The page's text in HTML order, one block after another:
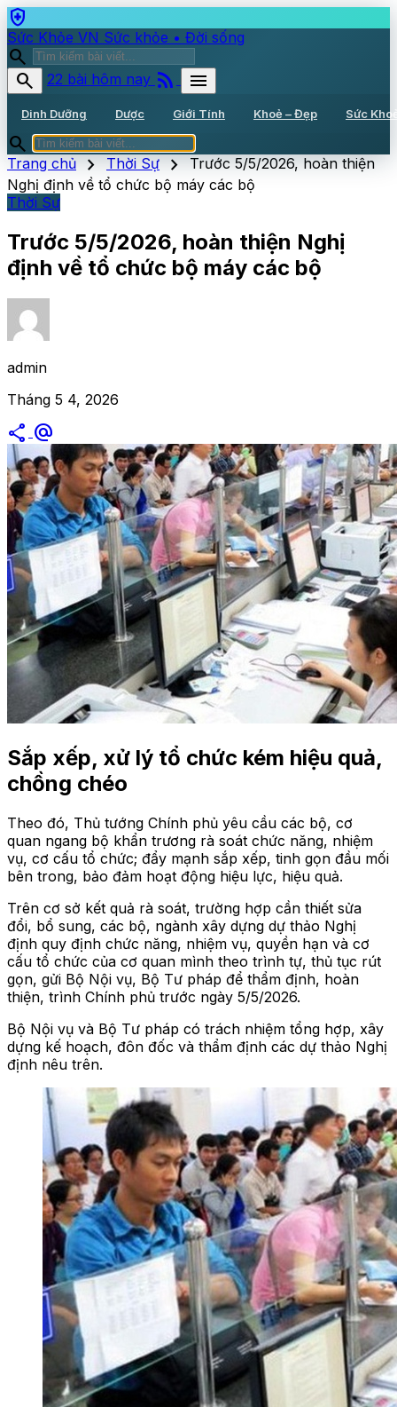
health_and_safety
Sức Khỏe VN Sức khỏe • Đời sống
search
search
22 bài hôm nay rss_feed menu
Dinh Dưỡng Dược Giới Tính Khoẻ – Đẹp Sức
search
Trang chủ chevron_right Thời Sự chevron_right Trước 5/5/2026, hoàn thiện
Nghị định về tổ chức bộ máy các bộ
Thời Sự
Trước 5/5/2026, hoàn thiện Nghị
định về tổ chức bộ máy các bộ
admin
Tháng 5 4, 2026
share alternate_email
Sắp xếp, xử lý tổ chức kém hiệu quả,
chồng chéo
Theo đó, Thủ tướng Chính phủ yêu cầu các bộ, cơ
quan ngang bộ khẩn trương rà soát chức năng, nhiệm
vụ, cơ cấu tổ chức; đẩy mạnh sắp xếp, tinh gọn đầu mối
bên trong, bảo đảm hoạt động hiệu lực, hiệu quả.
Trên cơ sở kết quả rà soát, trường hợp cần thiết sửa
đổi, bổ sung, các bộ, ngành xây dựng dự thảo Nghị
định quy định chức năng, nhiệm vụ, quyền hạn và cơ
cấu tổ chức của cơ quan mình theo trình tự, thủ tục rút
gọn, gửi Bộ Nội vụ, Bộ Tư pháp để thẩm định, hoàn
thiện, trình Chính phủ trước ngày 5/5/2026.
Bộ Nội vụ và Bộ Tư pháp có trách nhiệm tổng hợp, xây
dựng kế hoạch, đôn đốc và thẩm định các dự thảo Nghị
định nêu trên.